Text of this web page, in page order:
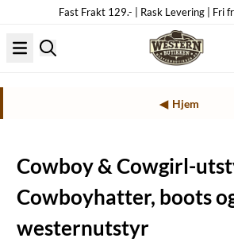
Hopp til innholdFast Frakt 129.- | Rask Levering | Fri
Hjem
Cowboy & Cowgirl-
Cowboyhatter, boots
westernutstyr